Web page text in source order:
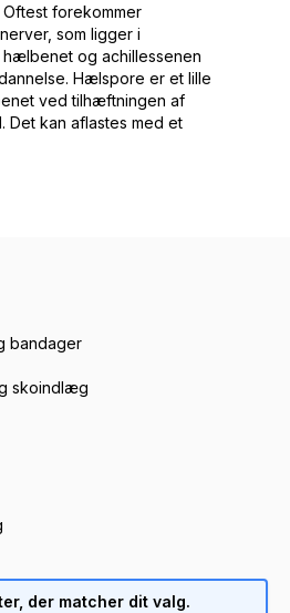
forekommer
som ligger i
og achillessenen
Hælspore er et lille
ved tilhæftningen af
Det kan aflastes med et
bandager
skoindlæg
der matcher dit valg.